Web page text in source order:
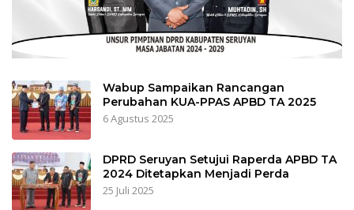
Wabup Sampaikan Rancangan
Perubahan KUA-PPAS APBD TA 2025
6 Agustus 2025
DPRD Seruyan Setujui Raperda APBD TA
2024 Ditetapkan Menjadi Perda
25 Juli 2025